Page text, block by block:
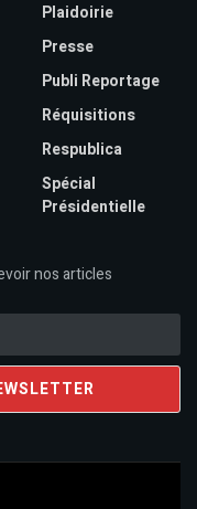
Plaidoirie
Presse
Publi Reportage
Réquisitions
Respublica
Spécial
Présidentielle
nos articles